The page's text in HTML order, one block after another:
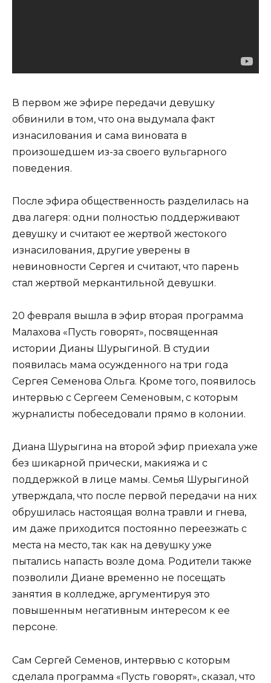
В первом же эфире передачи девушку
обвинили в том, что она выдумала факт
изнасилования и сама виновата в
произошедшем из-за своего вульгарного
поведения.
После эфира общественность разделилась на
два лагеря: одни полностью поддерживают
девушку и считают ее жертвой жестокого
изнасилования, другие уверены в
невиновности Сергея и считают, что парень
стал жертвой меркантильной девушки.
20 февраля вышла в эфир вторая программа
Малахова «Пусть говорят», посвященная
истории Дианы Шурыгиной. В студии
появилась мама осужденного на три года
Сергея Семенова Ольга. Кроме того, появилось
интервью с Сергеем Семеновым, с которым
журналисты побеседовали прямо в колонии.
Диана Шурыгина на второй эфир приехала уже
без шикарной прически, макияжа и с
поддержкой в лице мамы. Семья Шурыгиной
утверждала, что после первой передачи на них
обрушилась настоящая волна травли и гнева,
им даже приходится постоянно переезжать с
места на место, так как на девушку уже
пытались напасть возле дома. Родители также
позволили Диане временно не посещать
занятия в колледже, аргументируя это
повышенным негативным интересом к ее
персоне.
Сам Сергей Семенов, интервью с которым
сделала программа «Пусть говорят», сказал, что